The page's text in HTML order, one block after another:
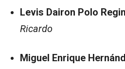
Levis Dairon Polo
Ricardo
Miguel Enrique